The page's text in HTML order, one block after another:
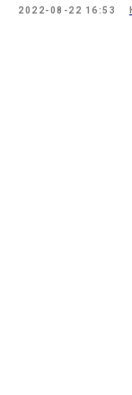
2022-08-22 16:53